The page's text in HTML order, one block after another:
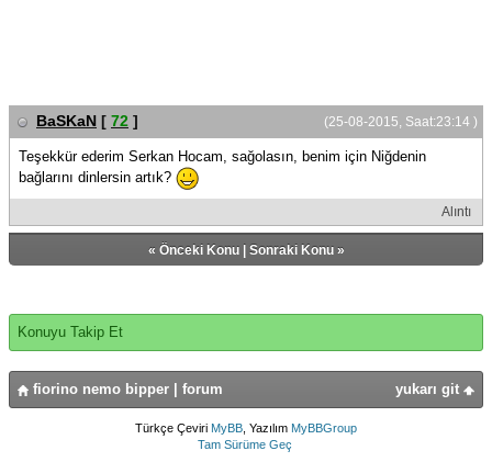
(25-08-2015, Saat:23:14 )
BaSKaN [ 72 ]
Teşekkür ederim Serkan Hocam, sağolasın, benim için Niğdenin
bağlarını dinlersin artık?
Alıntı
« Önceki Konu| Sonraki Konu»
Konuyu Takip Et
yukarı git
fiorino nemo bipper | forum
Türkçe Çeviri MyBB , Yazılım MyBBGroup
Tam Sürüme Geç